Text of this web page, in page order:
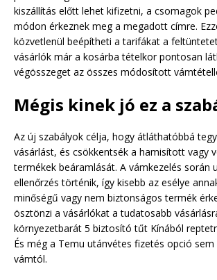
kiszállítás előtt lehet kifizetni, a csomagok
módon érkeznek meg a megadott címre.
közvetlenül beépítheti a tarifákat a
vásárlók már a kosárba tételkor pontosan
végösszeget az összes módosított
Mégis kinek jó ez a
Az új szabályok célja, hogy átláthatóbbá
vásárlást, és csökkentsék a hamisított vagy
termékek beáramlását. A vámkezelés során
ellenőrzés történik, így kisebb az esélye
minőségű vagy nem biztonságos termék
ösztönzi a vásárlókat a tudatosabb
környezetbarát 5 biztosító tűt Kínából
És még a Temu utánvétes fizetés opció
vámtól.